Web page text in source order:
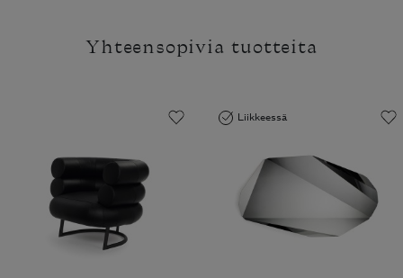
Yhteensopivia tuotteita
Liikkeessä